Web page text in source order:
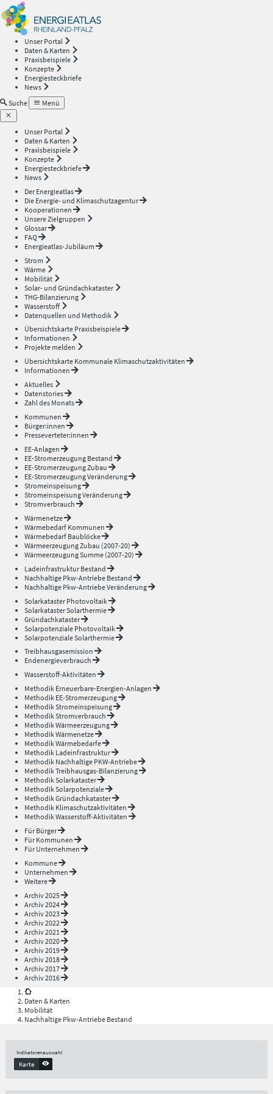
Unser Portal
Daten & Karten
Praxisbeispiele
Konzepte
Energiesteckbriefe
News
Suche
Menü
Unser Portal
Daten & Karten
Praxisbeispiele
Konzepte
Energiesteckbriefe
News
Der Energieatlas
Die Energie- und Klimaschutzagentur
Kooperationen
Unsere Zielgruppen
Glossar
FAQ
Energieatlas-Jubiläum
Strom
Wärme
Mobilität
Solar- und Gründachkataster
THG-Bilanzierung
Wasserstoff
Datenquellen und Methodik
Übersichtskarte Praxisbeispiele
Informationen
Projekte melden
Übersichtskarte Kommunale Klimaschutzaktivitäten
Informationen
Aktuelles
Datenstories
Zahl des Monats
Kommunen
Bürger:innen
Presseverteter:innen
EE-Anlagen
EE-Stromerzeugung Bestand
EE-Stromerzeugung Zubau
EE-Stromerzeugung Veränderung
Stromeinspeisung
Stromeinspeisung Veränderung
Stromverbrauch
Wärmenetze
Wärmebedarf Kommunen
Wärmebedarf Baublöcke
Wärmeerzeugung Zubau (2007-20)
Wärmeerzeugung Summe (2007-20)
Ladeinfrastruktur Bestand
Nachhaltige Pkw-Antriebe Bestand
Nachhaltige Pkw-Antriebe Veränderung
Solarkataster Photovoltaik
Solarkataster Solarthermie
Gründachkataster
Solarpotenziale Photovoltaik
Solarpotenziale Solarthermie
Treibhausgasemission
Endenergieverbrauch
Wasserstoff-Aktivitäten
Methodik Erneuerbare-Energien-Anlagen
Methodik EE-Stromerzeugung
Methodik Stromeinspeisung
Methodik Stromverbrauch
Methodik Wärmeerzeugung
Methodik Wärmenetze
Methodik Wärmebedarfe
Methodik Ladeinfrastruktur
Methodik Nachhaltige PKW-Antriebe
Methodik Treibhausgas-Bilanzierung
Methodik Solarkataster
Methodik Solarpotenziale
Methodik Gründachkataster
Methodik Klimaschutzaktivitäten
Methodik Wasserstoff-Aktivitäten
Für Bürger
Für Kommunen
Für Unternehmen
Kommune
Unternehmen
Weitere
Archiv 2025
Archiv 2024
Archiv 2023
Archiv 2022
Archiv 2021
Archiv 2020
Archiv 2019
Archiv 2018
Archiv 2017
Archiv 2016
Daten & Karten
Mobilität
Nachhaltige Pkw-Antriebe Bestand
Indikatorenauswahl
Karte